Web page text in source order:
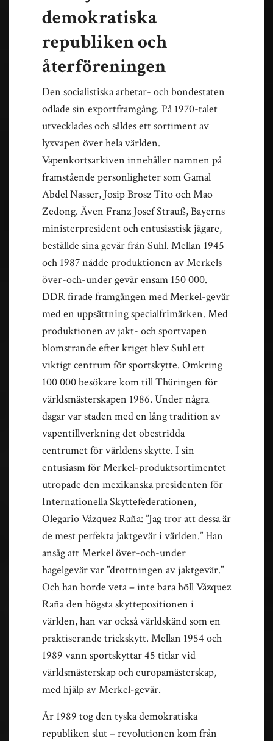
demokratiska
republiken och
återföreningen
Den socialistiska arbetar- och bondestaten
odlade sin exportframgång. På 1970-talet
utvecklades och såldes ett sortiment av
lyxvapen över hela världen.
Vapenkortsarkiven innehåller namnen på
framstående personligheter som Gamal
Abdel Nasser, Josip Brosz Tito och Mao
Zedong. Även Franz Josef Strauß, Bayerns
ministerpresident och entusiastisk jägare,
beställde sina gevär från Suhl. Mellan 1945
och 1987 nådde produktionen av Merkels
över-och-under gevär ensam 150 000.
DDR firade framgången med Merkel-gevär
med en uppsättning specialfrimärken. Med
produktionen av jakt- och sportvapen
blomstrande efter kriget blev Suhl ett
viktigt centrum för sportskytte. Omkring
100 000 besökare kom till Thüringen för
världsmästerskapen 1986. Under några
dagar var staden med en lång tradition av
vapentillverkning det obestridda
centrumet för världens skytte. I sin
entusiasm för Merkel-produktsortimentet
utropade den mexikanska presidenten för
Internationella Skyttefederationen,
Olegario Vázquez Raña: ”Jag tror att dessa är
de mest perfekta jaktgevär i världen.” Han
ansåg att Merkel över-och-under
hagelgevär var ”drottningen av jaktgevär.”
Och han borde veta – inte bara höll Vázquez
Raña den högsta skyttepositionen i
världen, han var också världskänd som en
praktiserande trickskytt. Mellan 1954 och
1989 vann sportskyttar 45 titlar vid
världsmästerskap och europamästerskap,
med hjälp av Merkel-gevär.
År 1989 tog den tyska demokratiska
republiken slut – revolutionen kom från